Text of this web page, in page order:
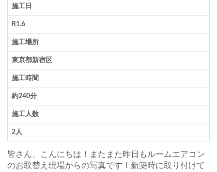
施工日
R1.6
施工場所
東京都新宿区
施工時間
約240分
施工人数
2人
皆さん、こんにちは！またまた昨日もルームエアコン
のお取替え現場からの写真です！新築時に取り付けて